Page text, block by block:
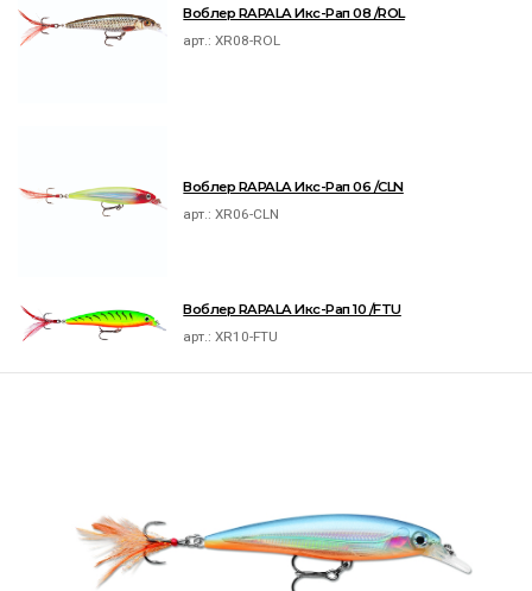
Воблер RAPALA Икс-Рап 08 /ROL
арт.:XR08-ROL
Воблер RAPALA Икс-Рап 06 /CLN
арт.:XR06-CLN
Воблер RAPALA Икс-Рап 10 /FTU
арт.:XR10-FTU